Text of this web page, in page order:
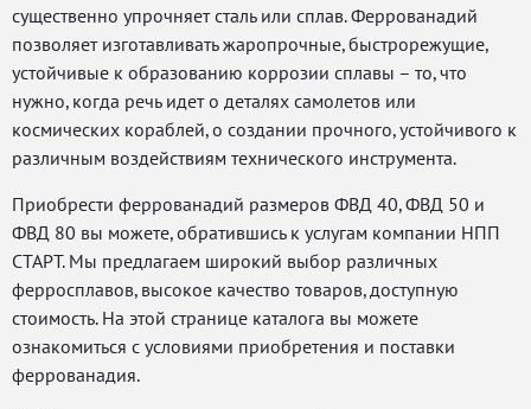
существенно упрочняет сталь или сплав. Феррованадий
позволяет изготавливать жаропрочные, быстрорежущие,
устойчивые к образованию коррозии сплавы – то, что
нужно, когда речь идет о деталях самолетов или
космических кораблей, о создании прочного, устойчивого к
различным воздействиям технического инструмента.
Приобрести феррованадий размеров ФВД 40, ФВД 50 и
ФВД 80 вы можете, обратившись к услугам компании НПП
СТАРТ. Мы предлагаем широкий выбор различных
ферросплавов, высокое качество товаров, доступную
стоимость. На этой странице каталога вы можете
ознакомиться с условиями приобретения и поставки
феррованадия.